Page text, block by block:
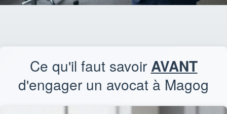
Ce qu'il faut savoir AVANT
d'engager un avocat à Magog